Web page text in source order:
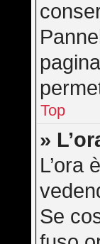
Top
»
L’ora
Se